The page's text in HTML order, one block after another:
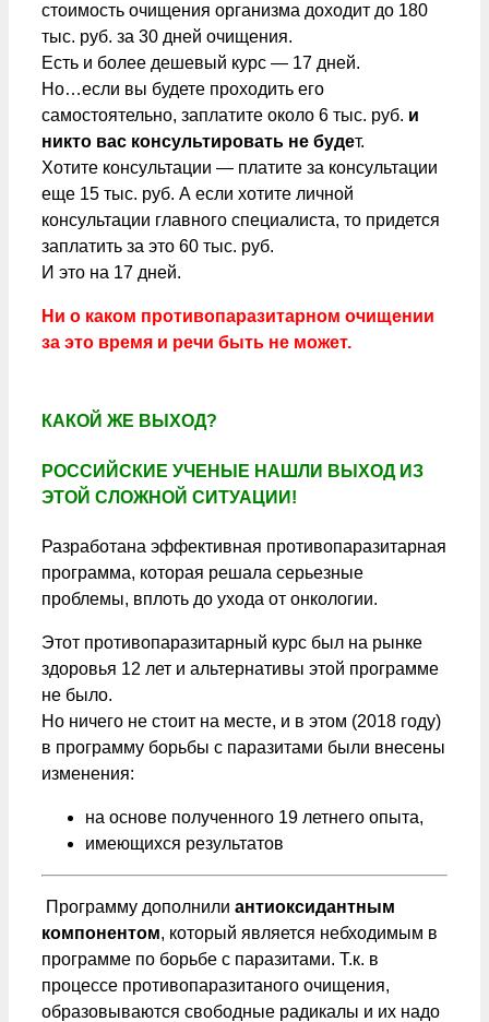
стоимость очищения организма доходит до 180
тыс. руб. за 30 дней очищения.
Есть и более дешевый курс — 17 дней.
Но…если вы будете проходить его
самостоятельно, заплатите около 6 тыс. руб. и
никто вас консультировать не будет.
Хотите консультации — платите за консультации
еще 15 тыс. руб. А если хотите личной
консультации главного специалиста, то придется
заплатить за это 60 тыс. руб.
И это на 17 дней.
Ни о каком противопаразитарном очищении
за это время и речи быть не может.
КАКОЙ ЖЕ ВЫХОД?
РОССИЙСКИЕ УЧЕНЫЕ НАШЛИ ВЫХОД ИЗ
ЭТОЙ СЛОЖНОЙ СИТУАЦИИ!
Разработана эффективная противопаразитарная
программа, которая решала серьезные
проблемы, вплоть до ухода от онкологии.
Этот противопаразитарный курс был на рынке
здоровья 12 лет и альтернативы этой программе
не было.
Но ничего не стоит на месте, и в этом (2018 году)
в программу борьбы с паразитами были внесены
изменения:
на основе полученного 19 летнего опыта,
имеющихся результатов
Программу дополнили антиоксидантным
компонентом, который является небходимым в
программе по борьбе с паразитами. Т.к. в
процессе противопаразитаного очищения,
образовываются свободные радикалы и их надо